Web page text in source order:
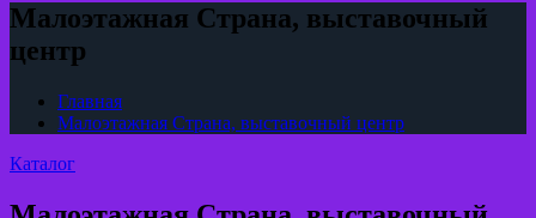
Малоэтажная Страна, выставочный
центр
Главная
Малоэтажная Страна, выставочный центр
Каталог